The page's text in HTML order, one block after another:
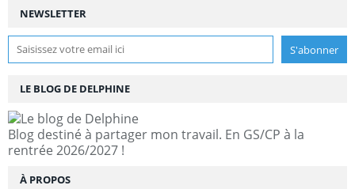
NEWSLETTER
LE BLOG DE DELPHINE
Blog destiné à partager mon travail. En GS/CP à la
rentrée 2026/2027 !
À PROPOS